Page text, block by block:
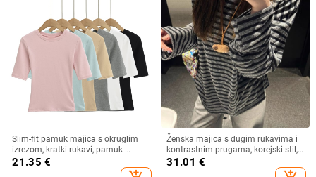
Slim-fit pamuk majica s okruglim
izrezom, kratki rukavi, pamuk-
elastan mješavina (80–90% pamuk,
21.35 €
Ženska majica s dugim rukavima i
kontrastnim prugama, korejski stil,
široki kroj, okrugli izrez
31.01 €